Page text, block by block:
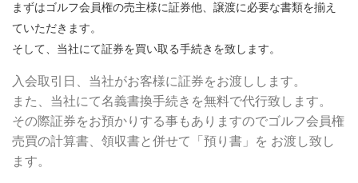
まずはゴルフ会員権の売主様に証券他、譲渡に必要な書類を揃え
ていただきます。
そして、当社にて証券を買い取る手続きを致します。
入会取引日、当社がお客様に証券をお渡しします。
また、当社にて名義書換手続きを無料で代行致します。
その際証券をお預かりする事もありますのでゴルフ会員権
売買の計算書、領収書と併せて「預り書」を お渡し致し
ます。